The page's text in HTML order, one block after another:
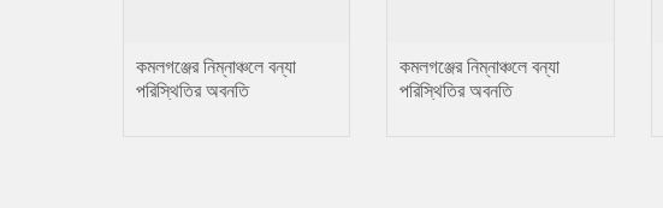
কমলগঞ্জের নিম্নাঞ্চলে বন্যা
পরিস্থিতির অবনতি
কমলগঞ্জের নিম্নাঞ্চলে বন্যা
পরিস্থিতির অবনতি